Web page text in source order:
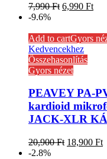
7,990Ft 6,990 Ft
-9.6%
Add to cartGyors
Kedvencekhez
Összehasonlítás
Gyors nézet
PEAVEY PA-
kardioid
JACK-XLR
20,900Ft 18,900 Ft
-2.8%